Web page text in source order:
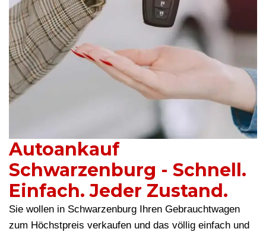
Autoankauf
Schwarzenburg - Schnell.
Einfach. Jeder Zustand.
Sie wollen in Schwarzenburg Ihren Gebrauchtwagen
zum Höchstpreis verkaufen und das völlig einfach und